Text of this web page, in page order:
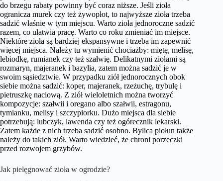
do brzegu rabaty powinny być coraz niższe. Jeśli zioła
ogranicza murek czy też żywopłot, to najwyższe zioła trzeba
sadzić właśnie w tym miejscu. Warto zioła jednoroczne sadzić
razem, co ułatwia pracę. Warto co roku zmieniać im miejsce.
Niektóre zioła są bardziej ekspansywne i trzeba im zapewnić
więcej miejsca. Należy tu wymienić chociażby: miętę, melisę,
lebiodkę, rumianek czy też szałwię. Delikatnymi ziołami są
rozmaryn, majeranek i bazylia, zatem można sadzić je w
swoim sąsiedztwie. W przypadku ziół jednorocznych obok
siebie można sadzić: koper, majeranek, rzeżuchę, trybulę i
pietruszkę naciową. Z ziół wieloletnich można tworzyć
kompozycje: szałwii i oregano albo szałwii, estragonu,
tymianku, melisy i szczypiorku. Dużo miejsca dla siebie
potrzebują: lubczyk, lawenda czy też ogórecznik lekarski.
Zatem każde z nich trzeba sadzić osobno. Bylica piołun także
należy do takich ziół. Warto wiedzieć, że chroni porzeczki
przed rozwojem grzybów.
Jak pielęgnować zioła w ogrodzie?